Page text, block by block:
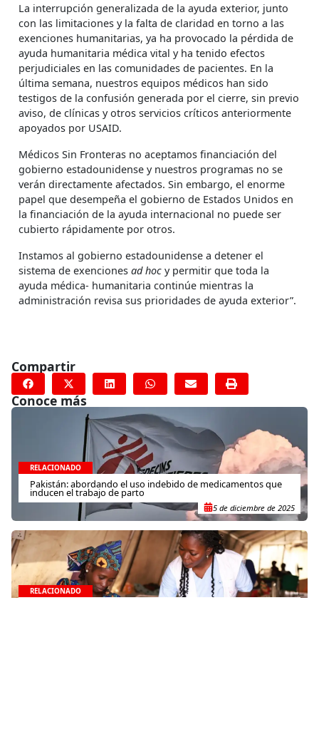
La interrupción generalizada de la ayuda exterior, junto
con las limitaciones y la falta de claridad en torno a las
exenciones humanitarias, ya ha provocado la pérdida de
ayuda humanitaria médica vital y ha tenido efectos
perjudiciales en las comunidades de pacientes. En la
última semana, nuestros equipos médicos han sido
testigos de la confusión generada por el cierre, sin previo
aviso, de clínicas y otros servicios críticos anteriormente
apoyados por USAID.
Médicos Sin Fronteras no aceptamos financiación del
gobierno estadounidense y nuestros programas no se
verán directamente afectados. Sin embargo, el enorme
papel que desempeña el gobierno de Estados Unidos en
la financiación de la ayuda internacional no puede ser
cubierto rápidamente por otros.
Instamos al gobierno estadounidense a detener el
sistema de exenciones ad hoc y permitir que toda la
ayuda médica- humanitaria continúe mientras la
administración revisa sus prioridades de ayuda exterior”.
Compartir
Conoce más
RELACIONADO
Pakistán: abordando el uso indebido de medicamentos que
inducen el trabajo de parto
5 de diciembre de 2025
RELACIONADO